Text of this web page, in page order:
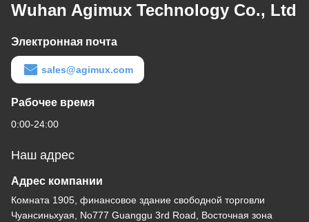
Wuhan Agimux Technology Co., Ltd
Электронная почта
sales@agimux.com
Рабочее время
0:00-24:00
Наш адрес
Адрес компании
Комната 1905, финансовое здание свободной торговли
Чуансиньхуая, No777 Guanggu 3rd Road, Восточная зона